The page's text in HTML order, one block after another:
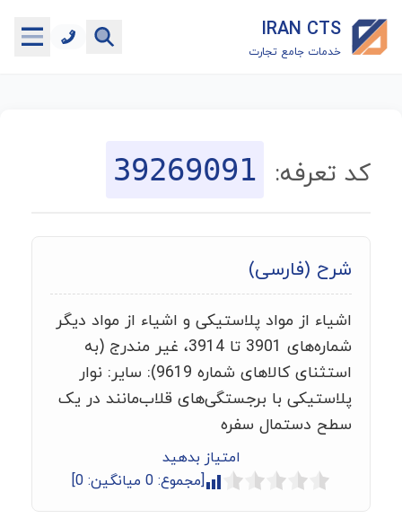
IRAN CTS
خدمات جامع تجارت
جستجوگر تعرفه گمرکی
ماشین حساب گمرکی
خدمات رایگان دیگر
کد تعرفه: 39269091
شرح (فارسی)
اشیاء از مواد پلاستیکی و اشیاء از مواد دیگر
شماره‌های 3901 تا 3914، غیر مندرج (به
استثنای کالاهای شماره 9619): سایر: نوار
پلاستیکی با برجستگی‌های قلاب‌مانند در یک
سطح دستمال سفره
امتیاز بدهید
[مجموع: 0 میانگین: 0
]